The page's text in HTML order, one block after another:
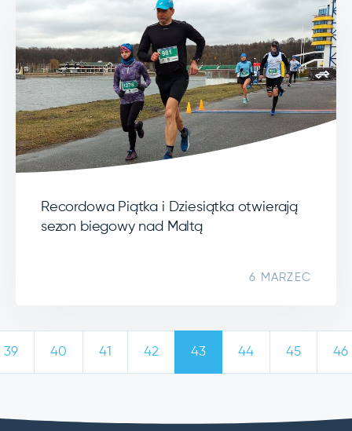
Recordowa Piątka i Dziesiątka otwierają
sezon biegowy nad Maltą
6 MARZEC
39 40 41 42 43 44 45 46